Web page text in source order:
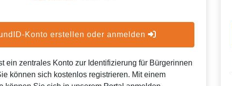
Konto erstellen oder anmelden
ein zentrales Konto zur Identifizierung für Bürgerinnen
können sich kostenlos registrieren. Mit einem